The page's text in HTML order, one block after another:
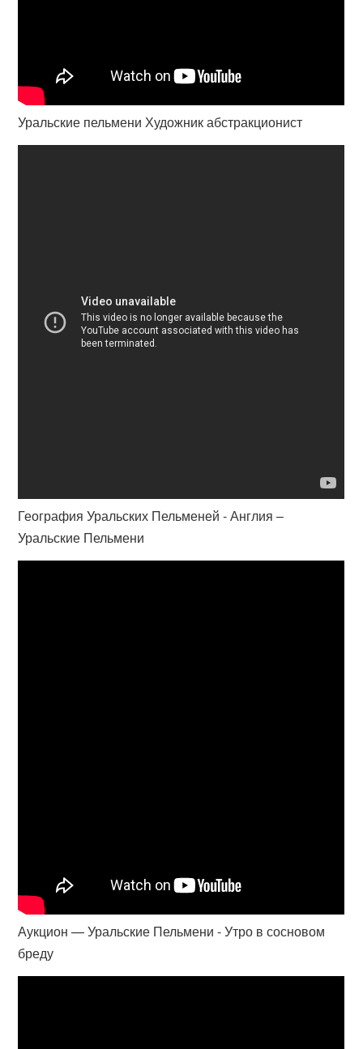
Уральские пельмени Художник абстракционист
География Уральских Пельменей - Англия –
Уральские Пельмени
Аукцион — Уральские Пельмени - Утро в сосновом
бреду